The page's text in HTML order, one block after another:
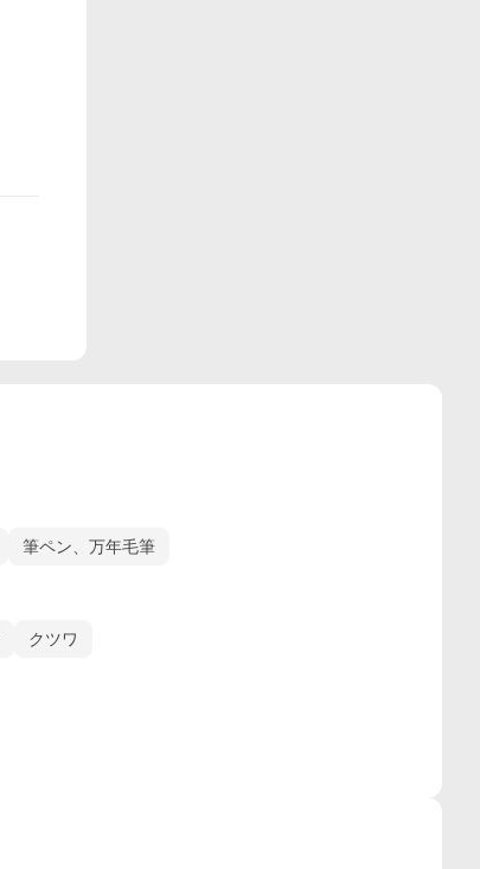
筆ペン、万年毛筆
クツワ